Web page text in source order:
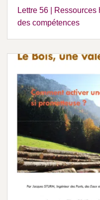
Lettre 56 |
des compétences